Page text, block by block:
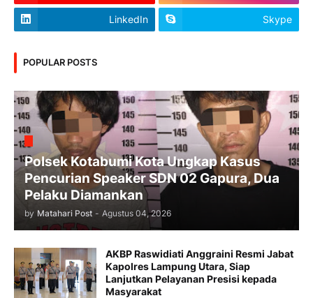
LinkedIn Skype
POPULAR POSTS
Polsek Kotabumi Kota Ungkap Kasus
Pencurian Speaker SDN 02 Gapura, Dua
Pelaku Diamankan
by Matahari Post - Agustus 04, 2026
AKBP Raswidiati Anggraini Resmi Jabat
Kapolres Lampung Utara, Siap
Lanjutkan Pelayanan Presisi kepada
Masyarakat